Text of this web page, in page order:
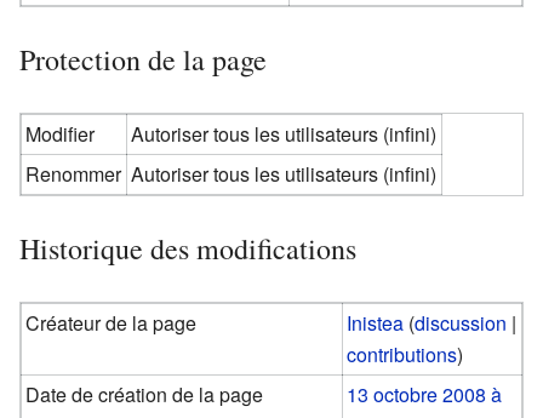
Protection de la page
Modifier
Autoriser tous les utilisateurs (infini)
Renommer Autoriser tous les utilisateurs (infini)
Historique des modifications
Créateur de la page Inistea (discussion |
contributions)
Date de création de la page
13 octobre 2008 à